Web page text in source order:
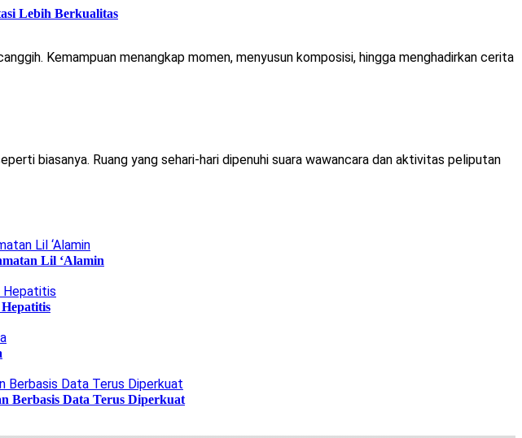
Lebih Berkualitas
Kemampuan menangkap momen, menyusun komposisi, hingga menghadirkan cerita
biasanya. Ruang yang sehari-hari dipenuhi suara wawancara dan aktivitas peliputan
Lil ‘Alamin
Berbasis Data Terus Diperkuat